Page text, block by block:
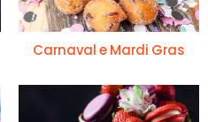
Carnaval e Mardi Gras